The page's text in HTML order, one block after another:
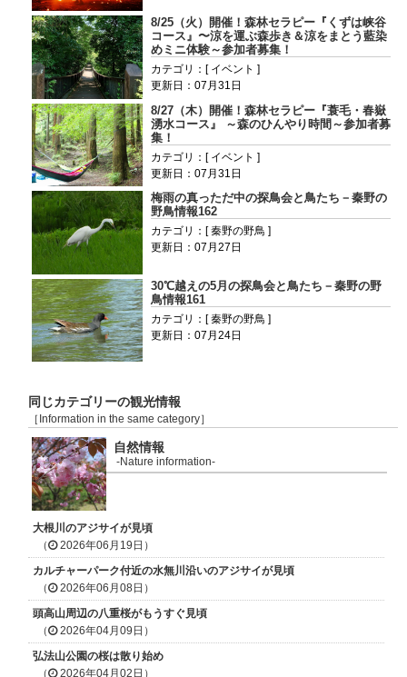
8/25（火）開催！森林セラピー『くずは峡谷
コース』〜涼を運ぶ森歩き＆涼をまとう藍染
めミニ体験～参加者募集！
カテゴリ：[ イベント ]
更新日：07月31日
8/27（木）開催！森林セラピー『蓑毛・春嶽
湧水コース』 ～森のひんやり時間～参加者募
集！
カテゴリ：[ イベント ]
更新日：07月31日
梅雨の真っただ中の探鳥会と鳥たち－秦野の
野鳥情報162
カテゴリ：[ 秦野の野鳥 ]
更新日：07月27日
30℃越えの5月の探鳥会と鳥たち－秦野の野
鳥情報161
カテゴリ：[ 秦野の野鳥 ]
更新日：07月24日
同じカテゴリーの観光情報
［Information in the same category］
自然情報
-Nature information-
大根川のアジサイが見頃
（
2026年06月19日）
カルチャーパーク付近の水無川沿いのアジサイが見頃
（
2026年06月08日）
頭高山周辺の八重桜がもうすぐ見頃
（
2026年04月09日）
弘法山公園の桜は散り始め
（
2026年04月02日）